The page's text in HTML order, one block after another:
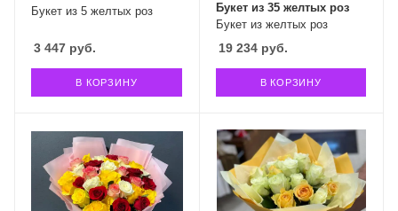
Букет из 5 желтых роз
3 447 руб.
В КОРЗИНУ
Букет из желтых роз
Букет из 35 желтых роз
19 234руб.
В КОРЗИНУ